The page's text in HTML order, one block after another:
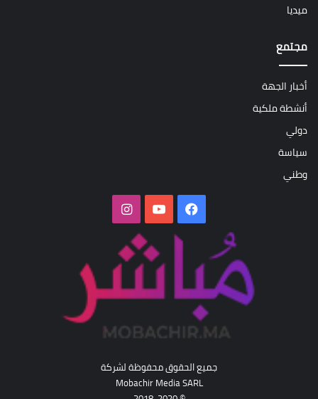
ميديا
مجتمع
أخبار الجهة
أنشطة ملكية
دولي
سياسة
وطني
فيسبوك‫YouTubeانستقرام
جميع الحقوق محفوظة لشركة
Mobachir Media SARL